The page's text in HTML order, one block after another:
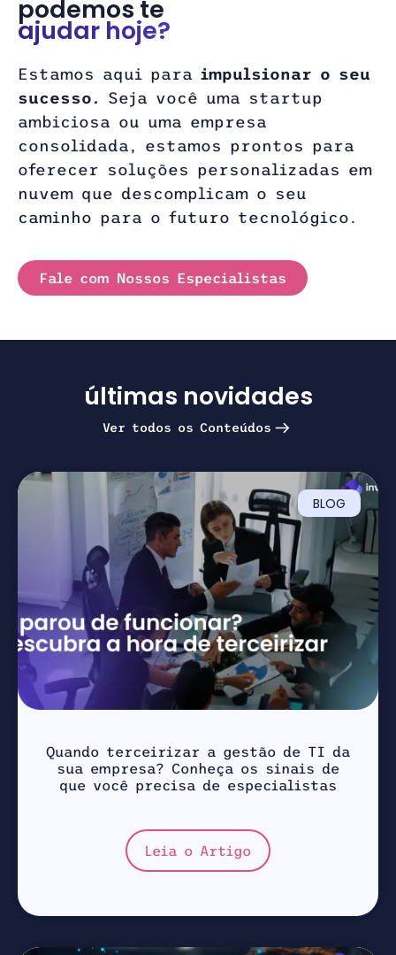
podemos te
ajudar hoje?
Estamos aqui para impulsionar o seu
sucesso.
Seja você uma startup
ambiciosa ou uma empresa
consolidada, estamos prontos para
oferecer soluções personalizadas em
nuvem que descomplicam o seu
caminho para o futuro tecnológico.
Fale com Nossos Especialistas
últimas novidades
Ver todos os Conteúdos
BLOG
Quando terceirizar a gestão de TI da
sua empresa? Conheça os sinais de
que você precisa de especialistas
Leia o Artigo